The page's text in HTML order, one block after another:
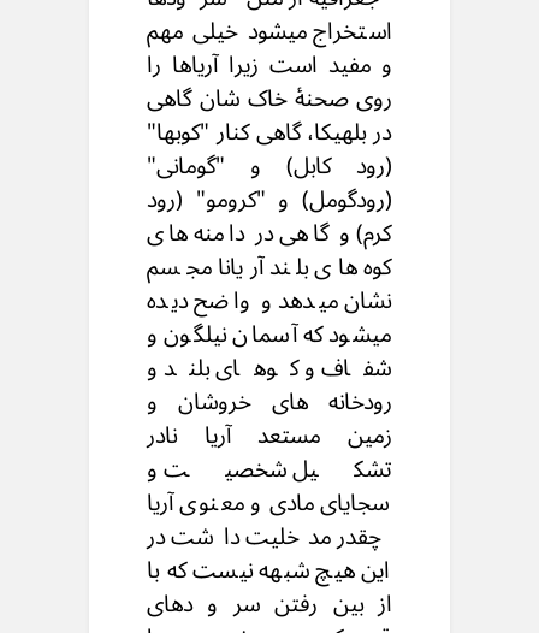
استخراج میشود خیلی مهم
و مفید است زیرا آریاها را
روی صحنۀ خاک شان گاهی
در بلهیکا، گاهی کنار "کوبها"
(رود کابل) و "گومانی"
(رودگومل) و "کرومو" (رود
کرم) و گاهی در دامنه های
کوه های بلند آریانا مجسم
نشان میدهد و واضح دیده
میشود که آسمان نیلگون و
شفاف و کوهای بلند و
رودخانه های خروشان و
زمین مستعد آریا نادر
تشکیل شخصیت و
سجایای مادی و معنوی آریا
چقدر مدخلیت داشت در
این هیچ شبهه نیست که با
از بین رفتن سر و دهای